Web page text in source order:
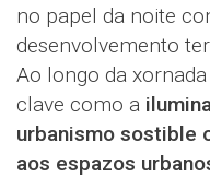
no papel da noite
desenvolvemento
Ao longo da
clave como a
urbanismo sostible
aos espazos